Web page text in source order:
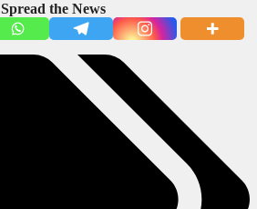
Spread the News